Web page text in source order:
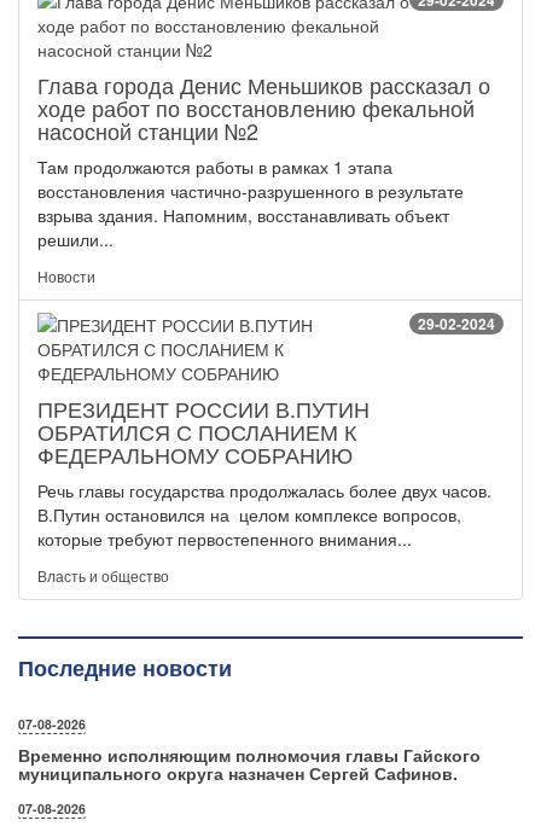
Глава города Денис Меньшиков рассказал о
ходе работ по восстановлению фекальной
насосной станции №2
Там продолжаются работы в рамках 1 этапа
восстановления частично-разрушенного в результате
взрыва здания. Напомним, восстанавливать объект
решили...
Новости
29-02-2024
ПРЕЗИДЕНТ РОССИИ В.ПУТИН
ОБРАТИЛСЯ С ПОСЛАНИЕМ К
ФЕДЕРАЛЬНОМУ СОБРАНИЮ
Речь главы государства продолжалась более двух часов.
В.Путин остановился на целом комплексе вопросов,
которые требуют первостепенного внимания...
Власть и общество
Последние новости
07-08-2026
Временно исполняющим полномочия главы Гайского
муниципального округа назначен Сергей Сафинов.
07-08-2026